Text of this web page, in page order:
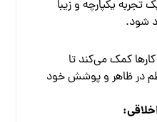
یکپارچه و زیبا
شود.
کمک می‌کند تا
در ظاهر و پوشش خود